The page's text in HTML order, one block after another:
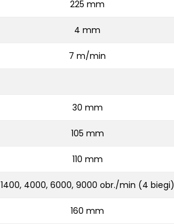
225 mm
4 mm
7 m/min
30 mm
105 mm
110 mm
1400, 4000, 6000, 9000 obr./min (4 biegi)
160 mm